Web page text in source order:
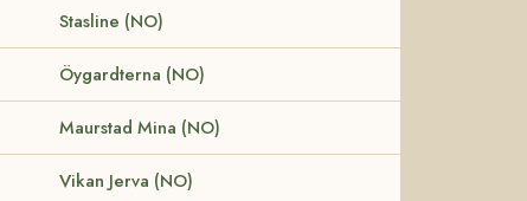
Stasline (NO)
Öygardterna (NO)
Maurstad Mina (NO)
Vikan Jerva (NO)